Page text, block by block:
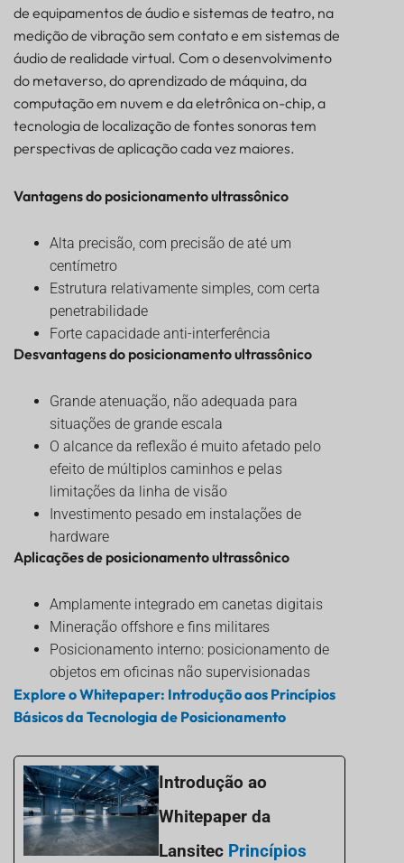
de equipamentos de áudio e sistemas de teatro, na
medição de vibração sem contato e em sistemas de
áudio de realidade virtual. Com o desenvolvimento
do metaverso, do aprendizado de máquina, da
computação em nuvem e da eletrônica on-chip, a
tecnologia de localização de fontes sonoras tem
perspectivas de aplicação cada vez maiores.
Vantagens do posicionamento ultrassônico
Alta precisão, com precisão de até um
centímetro
Estrutura relativamente simples, com certa
penetrabilidade
Forte capacidade anti-interferência
Desvantagens do posicionamento ultrassônico
Grande atenuação, não adequada para
situações de grande escala
O alcance da reflexão é muito afetado pelo
efeito de múltiplos caminhos e pelas
limitações da linha de visão
Investimento pesado em instalações de
hardware
Aplicações de posicionamento ultrassônico
Amplamente integrado em canetas digitais
Mineração offshore e fins militares
Posicionamento interno: posicionamento de
objetos em oficinas não supervisionadas
Explore o Whitepaper: Introdução aos Princípios
Básicos da Tecnologia de Posicionamento
Introdução ao
Whitepaper da
Lansitec Princípios